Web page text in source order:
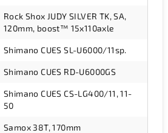
Rock Shox JUDY SILVER TK, SA,
120mm, boost™ 15x110axle
Shimano CUES SL-U6000/11sp.
Shimano CUES RD-U6000GS
Shimano CUES CS-LG400/11, 11-
50
Samox 38T, 170mm